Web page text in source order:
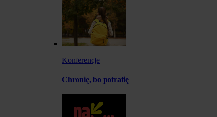
Konferencje
Chronię, bo potrafię